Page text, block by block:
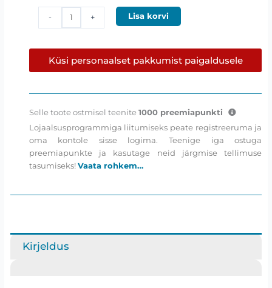
-
kogus
+ Lisa korvi
Küsi personaalset pakkumist paigaldusele
Selle toote ostmisel teenite 1000preemiapunkti
Lojaalsusprogrammiga liitumiseks peate registreeruma ja
oma kontole sisse logima. Teenige iga ostuga
preemiapunkte ja kasutage neid järgmise tellimuse
tasumiseks!Vaata rohkem…
Kirjeldus